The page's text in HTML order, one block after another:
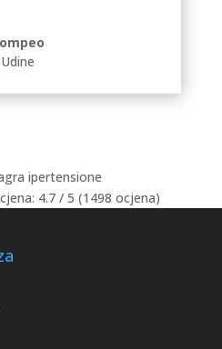
Udine
ipertensione
4.7 / 5 (1498 ocjena)